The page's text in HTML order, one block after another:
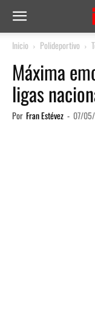
Inicio Polideportivo
Máxima
ligas
Por Fran Estévez - 07/